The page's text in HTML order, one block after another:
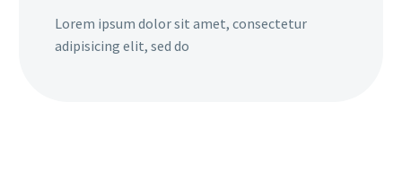
Lorem ipsum dolor sit amet, consectetur
adipisicing elit, sed do